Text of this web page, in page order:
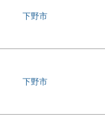
下野市
下野市